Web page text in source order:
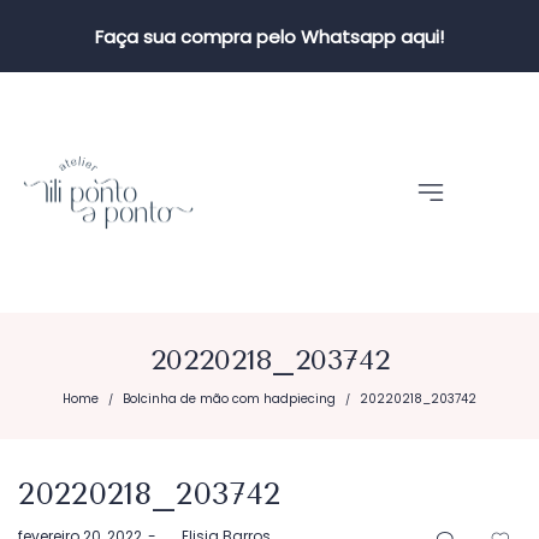
Faça sua compra pelo Whatsapp aqui!
20220218_203742
Home / Bolcinha de mão com hadpiecing / 20220218_203742
20220218_203742
Postado